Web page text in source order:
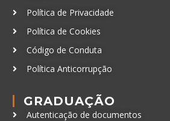
Política de Privacidade
Política de Cookies
Código de Conduta
Política Anticorrupção
GRADUAÇÃO
Autenticação de documentos